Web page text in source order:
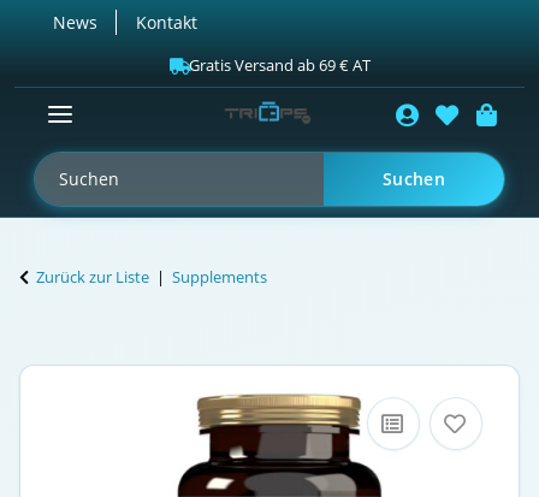
News Kontakt
Gratis Versand ab 69 € AT
Suchen
Zurück zur Liste Supplements